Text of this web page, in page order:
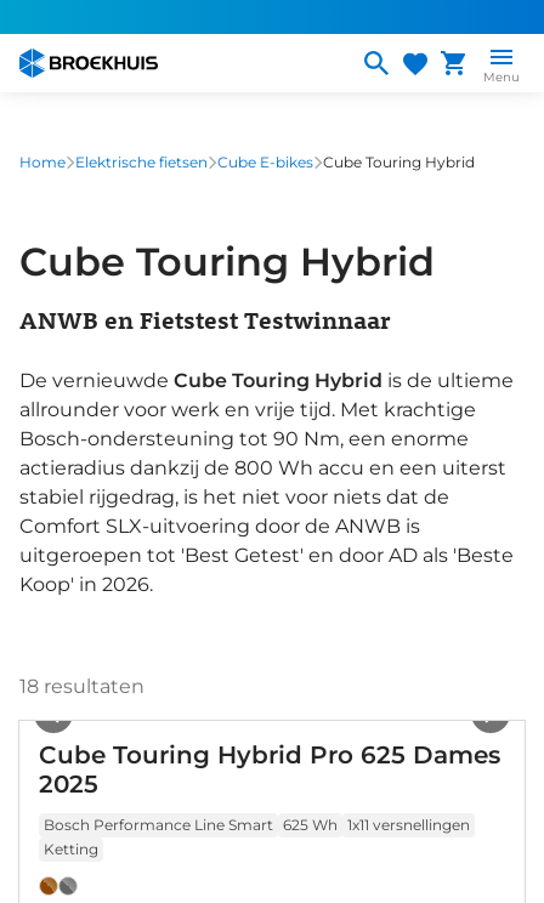
naar
gaan
Menu
Home Elektrische fietsen Cube E-bikes Cube Touring Hybrid
Cube Touring Hybrid
ANWB en Fietstest Testwinnaar
De vernieuwde Cube Touring Hybrid is de ultieme
allrounder voor werk en vrije tijd. Met krachtige
Bosch-ondersteuning tot 90 Nm, een enorme
actieradius dankzij de 800 Wh accu en een uiterst
stabiel rijgedrag, is het niet voor niets dat de
Comfort SLX-uitvoering door de ANWB is
uitgeroepen tot 'Best Getest' en door AD als 'Beste
Koop' in 2026.
18 resultaten
Cube Touring Hybrid Pro 625 Dames
2025
Bosch Performance Line Smart 625 Wh 1x11 versnellingen
Ketting